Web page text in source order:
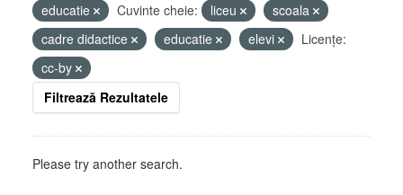
educatie
Cuvinte cheie: liceu
scoala
cadre didactice
educatie elevi
Licenţe:
cc-by
Filtrează Rezultatele
Please try another search.